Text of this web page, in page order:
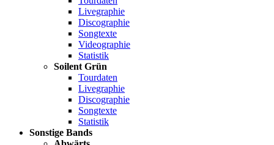
Livegraphie
Discographie
Songtexte
Videographie
Statistik
Soilent Grün
Tourdaten
Livegraphie
Discographie
Songtexte
Statistik
Sonstige Bands